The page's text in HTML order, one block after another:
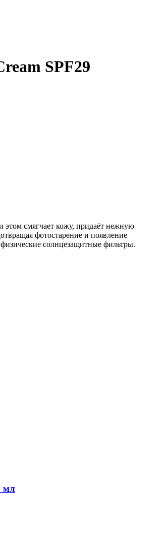
SPF29
этом смягчает кожу, придаёт нежную
фотостарение и появление
солнцезащитные фильтры.
мл